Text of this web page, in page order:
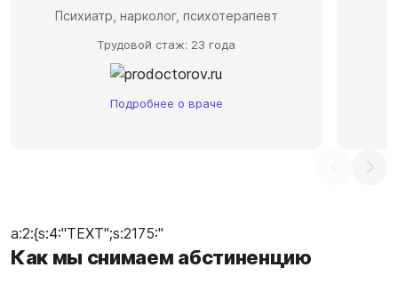
Психиатр, нарколог, психотерапевт
Трудовой стаж: 23 года
Подробнее о враче
a:2:{s:4:"TEXT";s:2175:"
Как мы снимаем абстиненцию